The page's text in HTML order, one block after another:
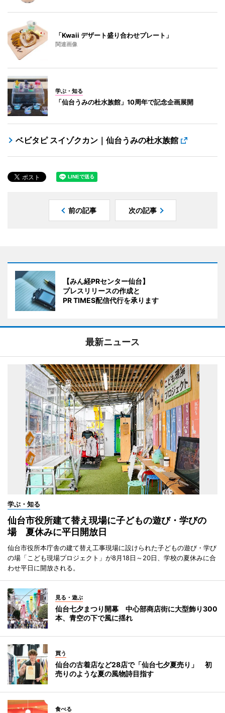
「Kwaii デザート盛り合わせプレート」
関連画像
学ぶ・知る
「仙台うみの杜水族館」10周年で記念企画展開
ベビタピ スイゾクカン｜仙台うみの杜水族館
前の記事 次の記事
【みん経PRセンター仙台】
プレスリリースの作成と
PR TIMES配信代行を承ります
最新ニュース
学ぶ・知る
仙台市役所建て替え現場に子どもの遊び・学びの
場 夏休みに平日開放日
仙台市役所本庁舎の建て替え工事現場に設けられた子どもの遊び・学び
の場「こども現場プロジェクト」が8月18日～20日、学校の夏休みに合
わせ平日に開放される。
見る・遊ぶ
仙台七夕まつり開幕 中心部商店街に大型飾り300
本、青空の下で風に揺れ
買う
仙台の古着店など28店で「仙台七夕夏売り」 初
売りのような夏の風物詩目指す
食べる